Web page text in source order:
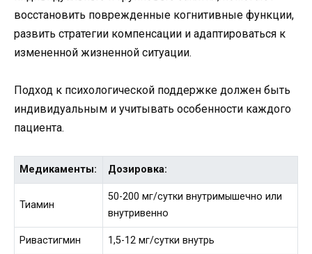
восстановить поврежденные когнитивные функции,
развить стратегии компенсации и адаптироваться к
измененной жизненной ситуации.
Подход к психологической поддержке должен быть
индивидуальным и учитывать особенности каждого
пациента.
Медикаменты: Дозировка:
Тиамин
50-200 мг/сутки внутримышечно или
внутривенно
Ривастигмин 1,5-12 мг/сутки внутрь